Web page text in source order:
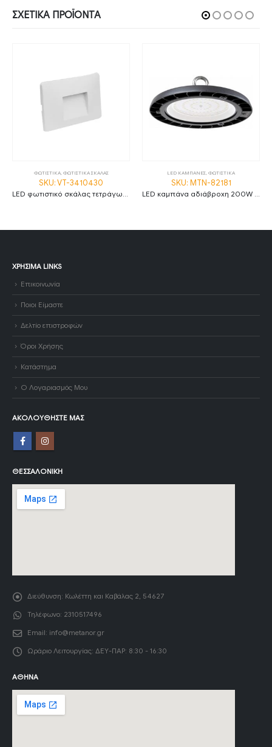
ΣΧΕΤΙΚΆ ΠΡΟΪΌΝΤΑ
ΦΩΤΙΣΤΙΚΑ, ΦΩΤΙΣΤΙΚΑ ΣΚΑΛΑΣ
SKU: VT-3410430
LED ΚΑΜΠΑΝΕΣ ΦΩΤΙΣΤΙΚΑ
SKU: MTN-82181
ΧΡΉΣΙΜΑ LINKS
Επικοινωνία
Ποιοι Είμαστε
Δελτίο επιστροφών
Όροι Χρήσης
Κατάστημα
Ο Λογαριασμός Μου
ΑΚΟΛΟΥΘΉΣΤΕ ΜΑΣ
ΘΕΣΣΑΛΟΝΊΚΗ
Διεύθυνση: Κωλέττη και Καβάλας 2, 54627
Τηλέφωνο: 2310517496
Email: info@metanor.gr
Ωράριο Λειτουργίας: ΔΕΥ-ΠΑΡ: 8:30 - 16:30
ΑΘΉΝΑ